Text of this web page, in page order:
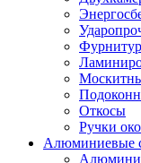
Откосы
Ручки
Алюминиевые